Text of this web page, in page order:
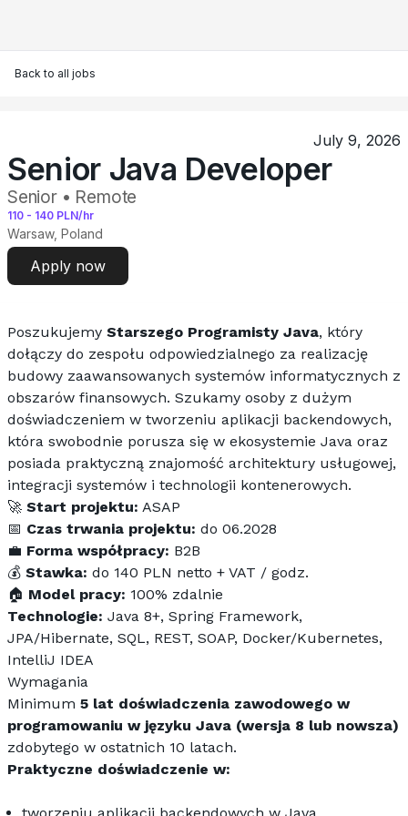
Back to all jobs
July 9, 2026
Senior Java Developer
Senior • Remote
110 - 140 PLN/hr
Warsaw, Poland
Apply now
Poszukujemy Starszego Programisty Java, który
dołączy do zespołu odpowiedzialnego za realizację
budowy zaawansowanych systemów informatycznych z
obszarów finansowych. Szukamy osoby z dużym
doświadczeniem w tworzeniu aplikacji backendowych,
która swobodnie porusza się w ekosystemie Java oraz
posiada praktyczną znajomość architektury usługowej,
integracji systemów i technologii kontenerowych.
🚀 Start projektu: ASAP
📅 Czas trwania projektu: do 06.2028
💼 Forma współpracy: B2B
💰 Stawka: do 140 PLN netto + VAT / godz.
🏠 Model pracy: 100% zdalnie
Technologie: Java 8+, Spring Framework,
JPA/Hibernate, SQL, REST, SOAP, Docker/Kubernetes,
IntelliJ IDEA
Wymagania
Minimum 5 lat doświadczenia zawodowego w
programowaniu w języku Java (wersja 8 lub nowsza)
zdobytego w ostatnich 10 latach.
Praktyczne doświadczenie w: